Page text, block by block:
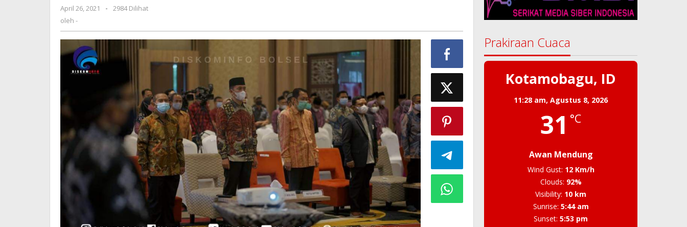
April 26, 2021
oleh
-
2984 Dilihat
oleh -
Prakiraan Cuaca
Kotamobagu, ID
11:28 am,Agustus 8, 2026
31 °C
Awan Mendung
Wind Gust: 12 Km/h
Clouds: 92%
Visibility: 10 km
Sunrise: 5:44 am
Sunset: 5:53 pm